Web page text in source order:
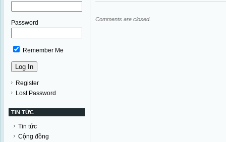
Password
Remember Me
Register
Lost Password
TIN TỨC
Tin tức
Cộng đồng
Comments are closed.